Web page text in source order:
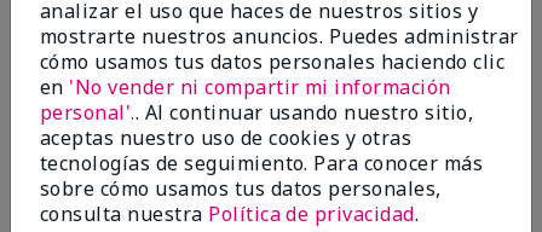
8 1
Marcar esta opinión
2
Color Faded Fast
analizar el uso que haces de nuestros sitios y
mostrarte nuestros anuncios. Puedes administrar
cómo usamos tus datos personales haciendo clic
en 'No vender ni compartir mi información
personal'.. Al continuar usando nuestro sitio,
aceptas nuestro uso de cookies y otras
tecnologías de seguimiento. Para conocer más
sobre cómo usamos tus datos personales,
consulta nuestra Política de privacidad.